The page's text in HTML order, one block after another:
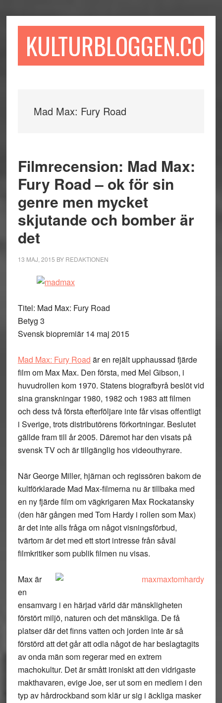
till
till
sidofältet
till
KULTURBLOGGEN.COM
Mad Max: Fury Road
Filmrecension: Mad Max:
Fury Road – ok för sin
genre men mycket
skjutande och bomber är
det
13 MAJ, 2015 BY REDAKTIONEN
Titel: Mad Max: Fury Road
Betyg 3
Svensk biopremiär 14 maj 2015
Mad Max: Fury Road är en rejält upphaussad fjärde
film om Max Max. Den första, med Mel Gibson, i
huvudrollen kom 1970. Statens biografbyrå beslöt vid
sina granskningar 1980, 1982 och 1983 att filmen
och dess två första efterföljare inte får visas offentligt
i Sverige, trots distributörens förkortningar. Beslutet
gällde fram till år 2005. Däremot har den visats på
svensk TV och är tillgänglig hos videouthyrare.
När George Miller, hjärnan och regissören bakom de
kultförklarade Mad Max-filmerna nu är tillbaka med
en ny fjärde film om vägkrigaren Max Rockatansky
(den här gången med Tom Hardy i rollen som Max)
är det inte alls fråga om något visningsförbud,
tvärtom är det med ett stort intresse från såväl
filmkritiker som publik filmen nu visas.
Max är
en
ensamvarg i en härjad värld där mänskligheten
förstört miljö, naturen och det mänskliga. De få
platser där det finns vatten och jorden inte är så
förstörd att det går att odla något de har beslagtagits
av onda män som regerar med en extrem
machokultur. Det är smått ironiskt att den vidrigaste
makthavaren, evige Joe, ser ut som en medlem i den
typ av hårdrockband som klär ur sig i äckliga masker